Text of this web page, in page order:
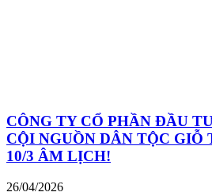
CÔNG TY CỔ PHẦN ĐẦU
CỘI NGUỒN DÂN TỘC GIỖ
10/3 ÂM LỊCH!
26/04/2026